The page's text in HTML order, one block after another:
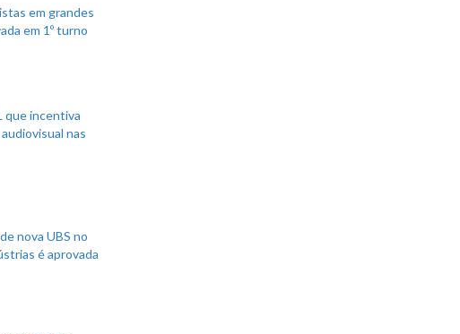
em grandes
em 1º turno
que incentiva
nas
nova UBS no
é aprovada